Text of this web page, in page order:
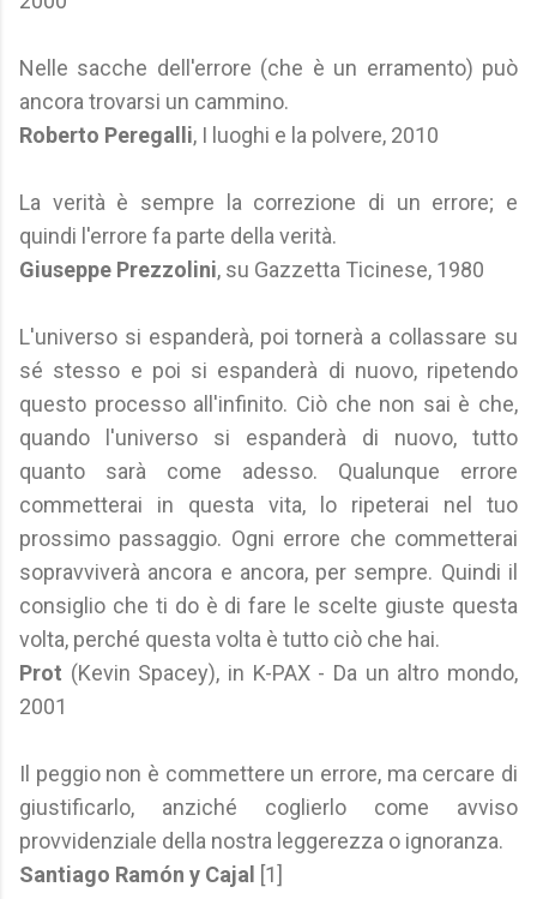
Nelle sacche dell'errore (che è un erramento) può
ancora trovarsi un cammino.
Roberto Peregalli, I luoghi e la polvere, 2010
La verità è sempre la correzione di un errore; e
quindi l'errore fa parte della verità.
Giuseppe Prezzolini, su Gazzetta Ticinese, 1980
L'universo si espanderà, poi tornerà a collassare su
sé stesso e poi si espanderà di nuovo, ripetendo
questo processo all'infinito. Ciò che non sai è che,
quando l'universo si espanderà di nuovo, tutto
quanto sarà come adesso. Qualunque errore
commetterai in questa vita, lo ripeterai nel tuo
prossimo passaggio. Ogni errore che commetterai
sopravviverà ancora e ancora, per sempre. Quindi il
consiglio che ti do è di fare le scelte giuste questa
volta, perché questa volta è tutto ciò che hai.
Prot (Kevin Spacey), in K-PAX - Da un altro mondo,
2001
Il peggio non è commettere un errore, ma cercare di
giustificarlo, anziché coglierlo come avviso
provvidenziale della nostra leggerezza o ignoranza.
Santiago Ramón y Cajal
[1]